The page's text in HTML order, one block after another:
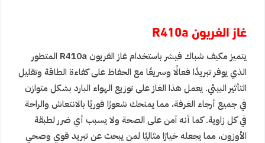
غاز الفريون R410a
يتميز مكيف شباك فيشر باستخدام غاز الفريون R410a المتطور
الذي يوفر تبريدًا فعالًا وسريعًا مع الحفاظ على كفاءة الطاقة وتقليل
التأثير البيئي. يعمل هذا الغاز على توزيع الهواء البارد بشكل متوازن
في جميع أرجاء الغرفة، مما يمنحك شعورًا فوريًا بالانتعاش والراحة
في كل زاوية. كما أنه آمن على الصحة ولا يسبب أي ضرر لطبقة
الأوزون، مما يجعله خيارًا مثاليًا لمن يبحث عن تبريد قوي وصحي